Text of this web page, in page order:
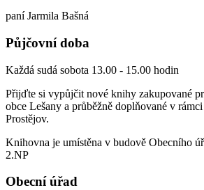
paní Jarmila Bašná
Půjčovní doba
Každá sudá sobota 13.00 - 15.00 hodin
Přijďte si vypůjčit nové knihy zakupované
obce Lešany a průběžně doplňované v
Prostějov.
Knihovna je umístěna v budově Obecního
2.NP
Obecní úřad